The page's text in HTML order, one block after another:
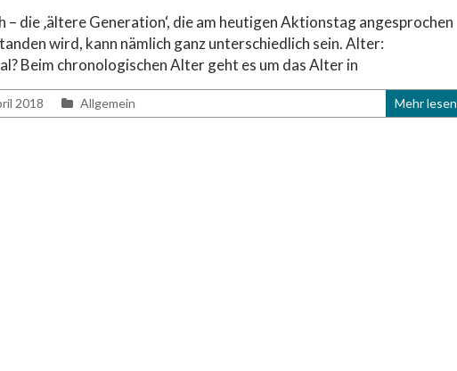
die ‚ältere Generation‘, die am heutigen Aktionstag angesprochen
wird, kann nämlich ganz unterschiedlich sein. Alter:
Beim chronologischen Alter geht es um das Alter in
2018 Allgemein Mehr lesen